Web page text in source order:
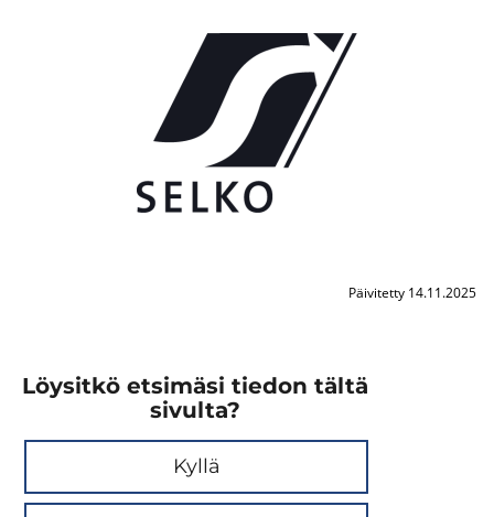
Päivitetty 14.11.2025
Löysitkö etsimäsi tiedon tältä
sivulta?
Kyllä